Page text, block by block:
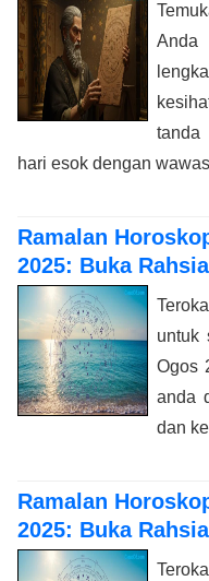
Anda
tanda
hari esok dengan
Ramalan
2025: Buka
untuk
Ogos
anda
dan
Ramalan
2025: Buka